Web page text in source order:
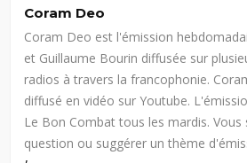
Coram Deo
Coram Deo est l'émission
et Guillaume Bourin diffusée sur
radios à travers la francophonie.
diffusé en vidéo sur Youtube.
Le Bon Combat tous les mardis.
question ou suggérer un thème